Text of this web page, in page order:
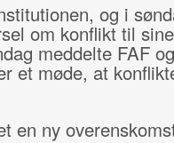
og i
om konflikt til sine
meddelte FAF og
et møde, at
en ny